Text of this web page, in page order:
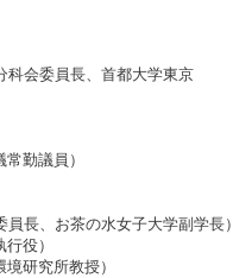
会委員長、首都大学東京
勤議員）
長、お茶の水女子大学副学長）
役）
研究所教授）